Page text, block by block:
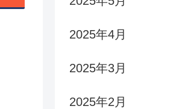
2025年4月
2025年3月
2025年2月